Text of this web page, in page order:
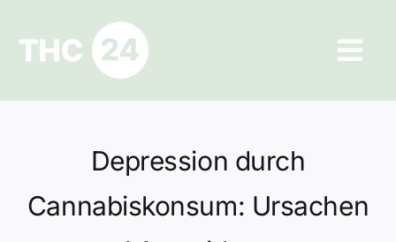
springen
Ratgeber
Hilfe und Kontakt
Datenschutz
Depression durch
Cannabiskonsum: Ursachen